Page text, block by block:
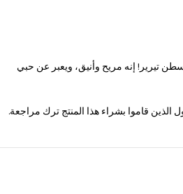
تيرير! إنه مريح وأنيق، ويعبر عن حبي
قاموا بشراء هذا المنتج ترك مراجعة.